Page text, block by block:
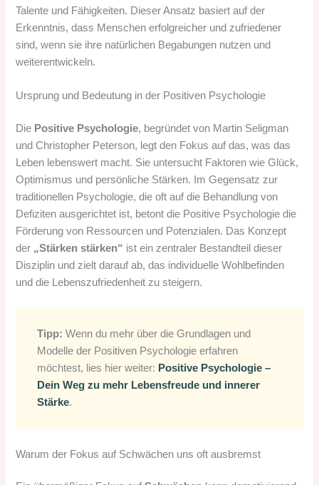
Talente und Fähigkeiten. Dieser Ansatz basiert auf der
Erkenntnis, dass Menschen erfolgreicher und zufriedener
sind, wenn sie ihre natürlichen Begabungen nutzen und
weiterentwickeln.
Ursprung und Bedeutung in der Positiven Psychologie
Die Positive Psychologie, begründet von Martin Seligman
und Christopher Peterson, legt den Fokus auf das, was das
Leben lebenswert macht. Sie untersucht Faktoren wie Glück,
Optimismus und persönliche Stärken. Im Gegensatz zur
traditionellen Psychologie, die oft auf die Behandlung von
Defiziten ausgerichtet ist, betont die Positive Psychologie die
Förderung von Ressourcen und Potenzialen. Das Konzept
der „Stärken stärken“ ist ein zentraler Bestandteil dieser
Disziplin und zielt darauf ab, das individuelle Wohlbefinden
und die Lebenszufriedenheit zu steigern.
Tipp: Wenn du mehr über die Grundlagen und
Modelle der Positiven Psychologie erfahren
möchtest, lies hier weiter: Positive Psychologie –
Dein Weg zu mehr Lebensfreude und innerer
Stärke.
Warum der Fokus auf Schwächen uns oft ausbremst